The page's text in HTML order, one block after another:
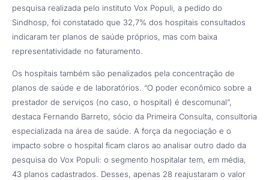
pesquisa realizada pelo instituto Vox Populi, a pedido do
Sindhosp, foi constatado que 32,7% dos hospitais consultados
indicaram ter planos de saúde próprios, mas com baixa
representatividade no faturamento.
Os hospitais também são penalizados pela concentração de
planos de saúde e de laboratórios. “O poder econômico sobre a
prestador de serviços (no caso, o hospital) é descomunal”,
destaca Fernando Barreto, sócio da Primeira Consulta, consultoria
especializada na área de saúde. A força da negociação e o
impacto sobre o hospital ficam claros ao analisar outro dado da
pesquisa do Vox Populi: o segmento hospitalar tem, em média,
43 planos cadastrados. Desses, apenas 28 reajustaram o valor